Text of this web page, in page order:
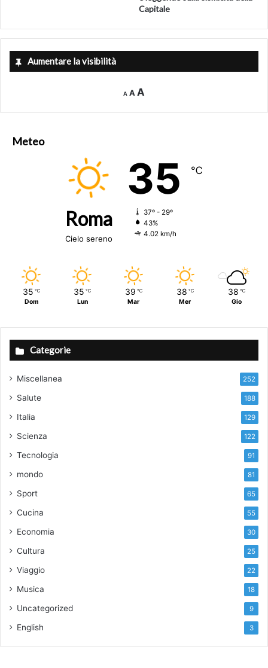
Capitale
Aumentare la visibilità
A
Decrease
font
A Reset
size.
A
Meteo
Roma
Cielo sereno
35 ℃
37º - 29º
43%
4.02 km/h
35 ℃
Dom
35 ℃
Lun
39 ℃
Mar
38 ℃
Mer
38 ℃
Gio
Categorie
Miscellanea 252
Salute 188
Italia 129
Scienza 122
Tecnologia 91
mondo 81
Sport 65
Cucina 55
Economia 30
Cultura 25
Viaggio 22
Musica 18
Uncategorized 9
English 3